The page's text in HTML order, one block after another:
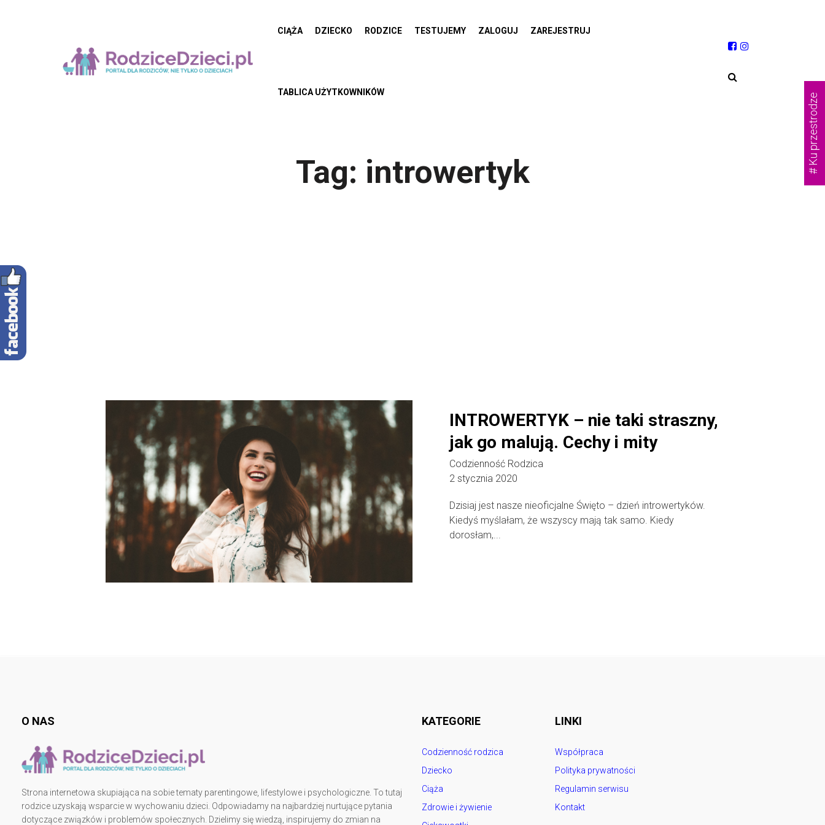
CIĄŻA DZIECKO RODZICE TESTUJEMY ZALOGUJ ZAREJESTRUJ
TABLICA UŻYTKOWNIKÓW
Tag: introwertyk
INTROWERTYK – nie taki straszny,
jak go malują. Cechy i mity
Codzienność Rodzica
2 stycznia 2020
Dzisiaj jest nasze nieoficjalne Święto – dzień introwertyków.
Kiedyś myślałam, że wszyscy mają tak samo. Kiedy
dorosłam,...
O NAS
Strona internetowa skupiająca na sobie tematy parentingowe, lifestylowe i psychologiczne. To tutaj
rodzice uzyskają wsparcie w wychowaniu dzieci. Odpowiadamy na najbardziej nurtujące pytania
dotyczące związków i problemów społecznych. Dzielimy się wiedzą, inspirujemy do zmian na
KATEGORIE
Codzienność rodzica
Dziecko
Ciąża
Zdrowie i żywienie
LINKI
Współpraca
Polityka prywatności
Regulamin serwisu
Kontakt
# Ku przestrodze